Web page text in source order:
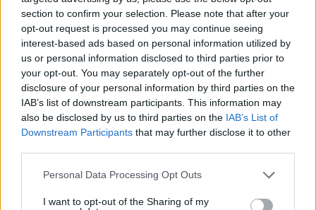
section to confirm your selection. Please note that after your
opt-out request is processed you may continue seeing
interest-based ads based on personal information utilized by
us or personal information disclosed to third parties prior to
your opt-out. You may separately opt-out of the further
disclosure of your personal information by third parties on the
IAB’s list of downstream participants. This information may
also be disclosed by us to third parties on the IAB’s List of
Downstream Participants that may further disclose it to other
Please note that this website/app uses one or more Google
not limited to your visit or usage behaviour. You may click to
Personal Data Processing Opt Outs
I want to opt-out of the Sharing of my
όλο το μαγαζί γίνεται μια παρέα χωρίς να
τηρούνται καν οι αποστάσεις.
Την ίδια στιγμή το άνοιγμα των πτήσεων έφερε
όπως ήταν αναμενόμενο άλλωστε τα λεγόμενα
«εισαγόμενα» κρούσματα, τα οποία σε
συνδυασμό με τον συνωστισμό στις πλατείες,
στα μέσα μεταφοράς και στα μαγαζιά
εντείνουν τις ανησυχίες για διασπορά της
νόσου. Την ώρα που παγκοσμίως η πανδημία